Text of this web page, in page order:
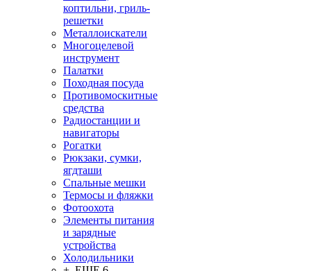
коптильни, гриль-
решетки
Металлоискатели
Многоцелевой
инструмент
Палатки
Походная посуда
Противомоскитные
средства
Радиостанции и
навигаторы
Рогатки
Рюкзаки, сумки,
ягдташи
Спальные мешки
Термосы и фляжки
Фотоохота
Элементы питания
и зарядные
устройства
Холодильники